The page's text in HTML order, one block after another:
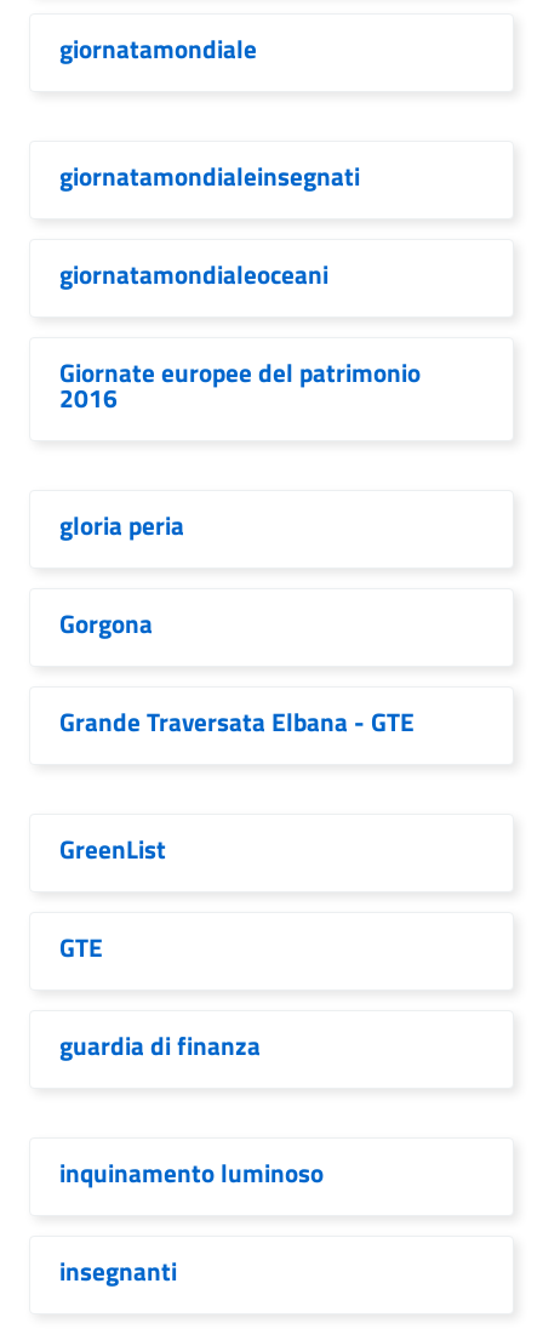
giornatamondiale
giornatamondialeinsegnati
giornatamondialeoceani
Giornate europee del patrimonio
2016
gloria peria
Gorgona
Grande Traversata Elbana - GTE
GreenList
GTE
guardia di finanza
inquinamento luminoso
insegnanti